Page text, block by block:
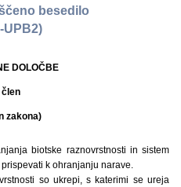
besedilo
UPB2)
DOLOČBE
člen
zakona)
biotske raznovrstnosti in sistem
k ohranjanju narave.
so ukrepi, s katerimi se ureja